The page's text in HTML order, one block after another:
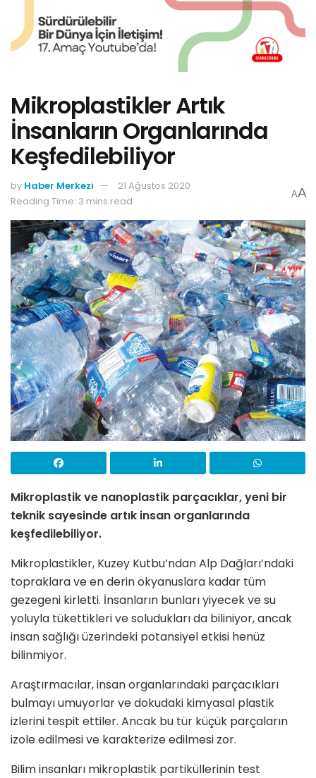
Mikroplastikler Artık
İnsanların Organlarında
Keşfedilebiliyor
by Haber Merkezi
21 Ağustos 2020
Reading Time: 3 mins read
AA
Mikroplastik ve nanoplastik parçacıklar, yeni bir
teknik sayesinde artık insan organlarında
keşfedilebiliyor.
Mikroplastikler, Kuzey Kutbu’ndan Alp Dağları’ndaki
topraklara ve en derin okyanuslara kadar tüm
gezegeni kirletti. İnsanların bunları yiyecek ve su
yoluyla tükettikleri ve soludukları da biliniyor, ancak
insan sağlığı üzerindeki potansiyel etkisi henüz
bilinmiyor.
Araştırmacılar, insan organlarındaki parçacıkları
bulmayı umuyorlar ve dokudaki kimyasal plastik
izlerini tespit ettiler. Ancak bu tür küçük parçaların
izole edilmesi ve karakterize edilmesi zor.
Bilim insanları mikroplastik partiküllerinin test